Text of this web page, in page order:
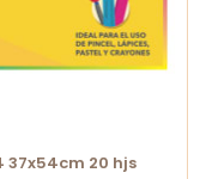
37x54cm 20 hjs